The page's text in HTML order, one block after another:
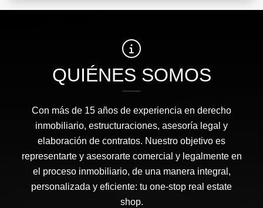
QUIÉNES SOMOS
Con más de 15 años de experiencia en derecho
inmobiliario, estructuraciones, asesoría legal y
elaboración de contratos. Nuestro objetivo es
representarte y asesorarte comercial y legalmente en
el proceso inmobiliario, de una manera integral,
personalizada y eficiente: tu one-stop real estate
shop.